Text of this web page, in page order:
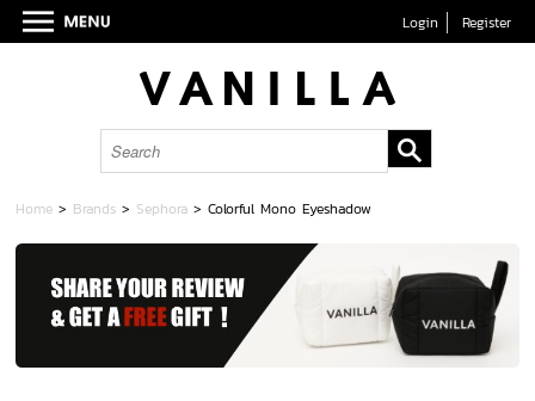
Login Register
Home > Brands > Sephora >Colorful Mono Eyeshadow